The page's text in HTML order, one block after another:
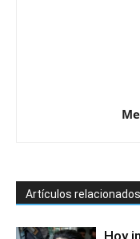
Artículos relacionados